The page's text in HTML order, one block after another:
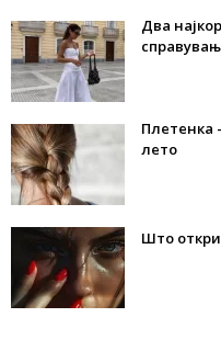
Два
Плетенка
лето
Што